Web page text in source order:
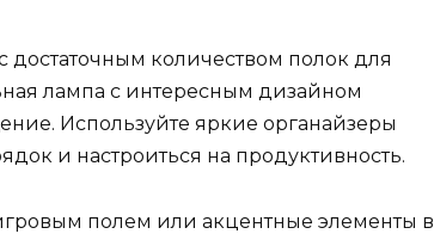
достаточным количеством полок для
лампа с интересным дизайном
Используйте яркие органайзеры
и настроиться на продуктивность.
полем или акцентные элементы в